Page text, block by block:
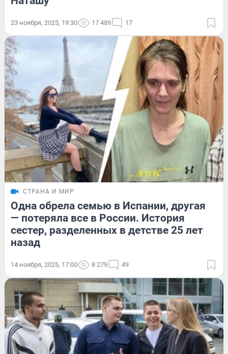
23 ноября, 2025, 19:30 17 489 17
СТРАНА И МИР
Одна обрела семью в Испании, другая
— потеряла все в России. История
сестер, разделенных в детстве 25 лет
назад
14 ноября, 2025, 17:00 8 279 49